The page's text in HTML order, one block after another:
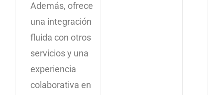
Además, ofrece
una integración
fluida con otros
servicios y una
experiencia
colaborativa en